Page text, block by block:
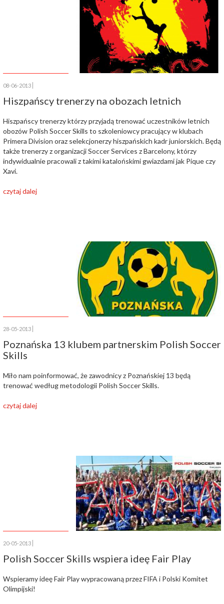
08-06-2013
Hiszpańscy trenerzy na obozach letnich
Hiszpańscy trenerzy którzy przyjadą trenować uczestników letnich
obozów Polish Soccer Skills to szkoleniowcy pracujący w klubach
Primera Division oraz selekcjonerzy hiszpańskich kadr juniorskich. Będą
także trenerzy z organizacji Soccer Services z Barcelony, którzy
indywidualnie pracowali z takimi katalońskimi gwiazdami jak Pique czy
Xavi.
czytaj dalej
28-05-2013
Poznańska 13 klubem partnerskim Polish Soccer
Skills
Miło nam poinformować, że zawodnicy z Poznańskiej 13 będą
trenować według metodologii Polish Soccer Skills.
czytaj dalej
20-05-2013
Polish Soccer Skills wspiera ideę Fair Play
Wspieramy ideę Fair Play wypracowaną przez FIFA i Polski Komitet
Olimpijski!